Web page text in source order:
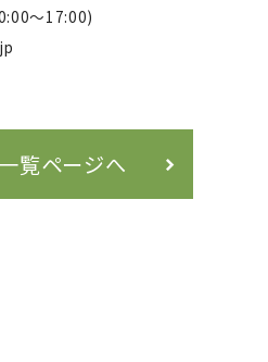
～17:00)
覧ページへ